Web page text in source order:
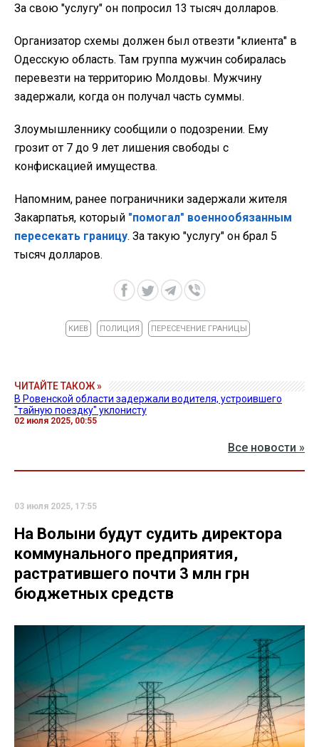
За свою "услугу" он попросил 13 тысяч долларов.
Организатор схемы должен был отвезти "клиента" в
Одесскую область. Там группа мужчин собиралась
перевезти на территорию Молдовы. Мужчину
задержали, когда он получал часть суммы.
Злоумышленнику сообщили о подозрении. Ему
грозит от 7 до 9 лет лишения свободы с
конфискацией имущества.
Напомним, ранее пограничники задержали жителя
Закарпатья, который "помогал" военнообязанным
пересекать границу. За такую "услугу" он брал 5
тысяч долларов.
КИЕВ ПОЛИЦИЯ ПЕРЕСЕЧЕНИЕ ГРАНИЦЫ
ЧИТАЙТЕ ТАКОЖ »
В Ровенской области задержали водителя, устроившего
"тайную поездку" уклонисту
02 июля 2025, 00:55
Все новости »
03 июля 2025, 17:55
На Волыни будут судить директора
коммунального предприятия,
растратившего почти 3 млн грн
бюджетных средств